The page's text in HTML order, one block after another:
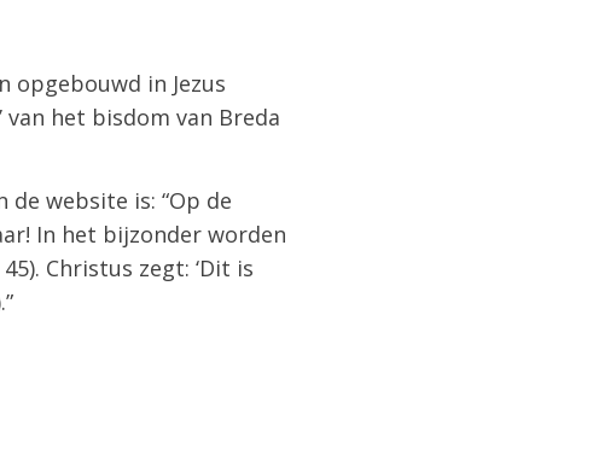
opgebouwd in Jezus
van het bisdom van Breda
website is: “Op de
In het bijzonder worden
Christus zegt: ‘Dit is